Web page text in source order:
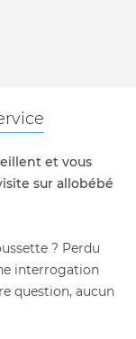
et vous
sur allobébé
? Perdu
interrogation
question, aucun